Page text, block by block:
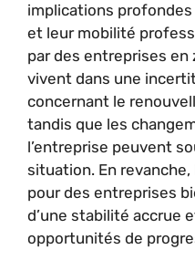
implications profondes
et leur mobilité
par des entreprises en
vivent dans une
concernant le
tandis que les
l’entreprise peuvent
situation. En
pour des entreprises
d’une stabilité accrue
opportunités de